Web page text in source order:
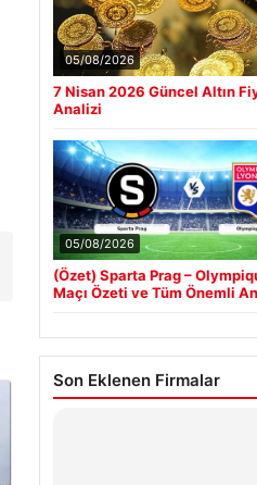
05/08/2026
7 Nisan 2026 Güncel Altın
Analizi
05/08/2026
(Özet) Sparta Prag –
Maçı Özeti ve Tüm Önemli
Son Eklenen Firmalar